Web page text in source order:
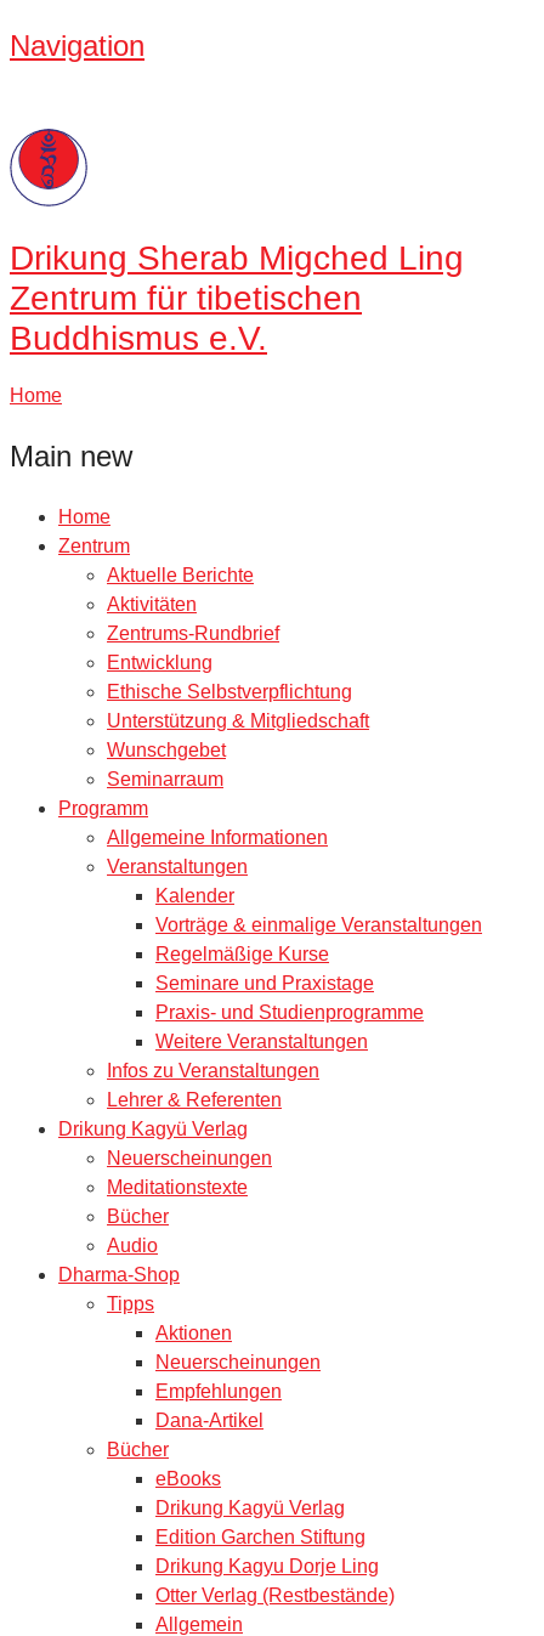
Navigation
Drikung Sherab Migched Ling
Zentrum für tibetischen
Buddhismus e.V.
Home
Main new
Home
Zentrum
Aktuelle Berichte
Aktivitäten
Zentrums-Rundbrief
Entwicklung
Ethische Selbstverpflichtung
Unterstützung & Mitgliedschaft
Wunschgebet
Seminarraum
Programm
Allgemeine Informationen
Veranstaltungen
Kalender
Vorträge & einmalige Veranstaltungen
Regelmäßige Kurse
Seminare und Praxistage
Praxis- und Studienprogramme
Weitere Veranstaltungen
Infos zu Veranstaltungen
Lehrer & Referenten
Drikung Kagyü Verlag
Neuerscheinungen
Meditationstexte
Bücher
Audio
Dharma-Shop
Tipps
Aktionen
Neuerscheinungen
Empfehlungen
Dana-Artikel
Bücher
eBooks
Drikung Kagyü Verlag
Edition Garchen Stiftung
Drikung Kagyu Dorje Ling
Otter Verlag (Restbestände)
Allgemein